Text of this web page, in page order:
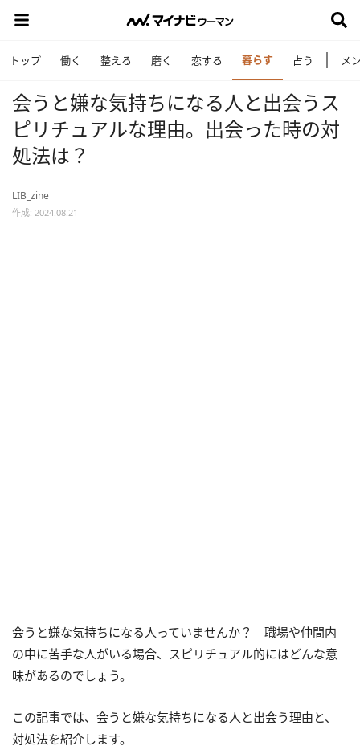
トップ 働く 整える 磨く 恋する 暮らす 占う メ
会うと嫌な気持ちになる人と出会うス
ピリチュアルな理由。出会った時の対
処法は？
LIB_zine
作成: 2024.08.21
会うと嫌な気持ちになる人っていませんか？ 職場や仲間内
の中に苦手な人がいる場合、スピリチュアル的にはどんな意
味があるのでしょう。
この記事では、会うと嫌な気持ちになる人と出会う理由と、
対処法を紹介します。